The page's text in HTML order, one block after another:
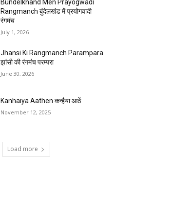
Bundelkhand Men Prayogwadi
Rangmanch बुंदेलखंड में प्रयोगवादी
रंगमंच
July 1, 2026
Jhansi Ki Rangmanch Parampara
झांसी की रंगमंच परम्परा
June 30, 2026
Kanhaiya Aathen कन्हैया आठें
November 12, 2025
Load more